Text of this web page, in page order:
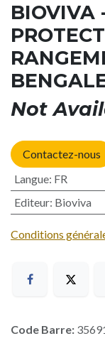
BIOVIVA
Not
Contactez-nous
Langue: FR
Editeur: Bioviva
Conditions
Code Barre: